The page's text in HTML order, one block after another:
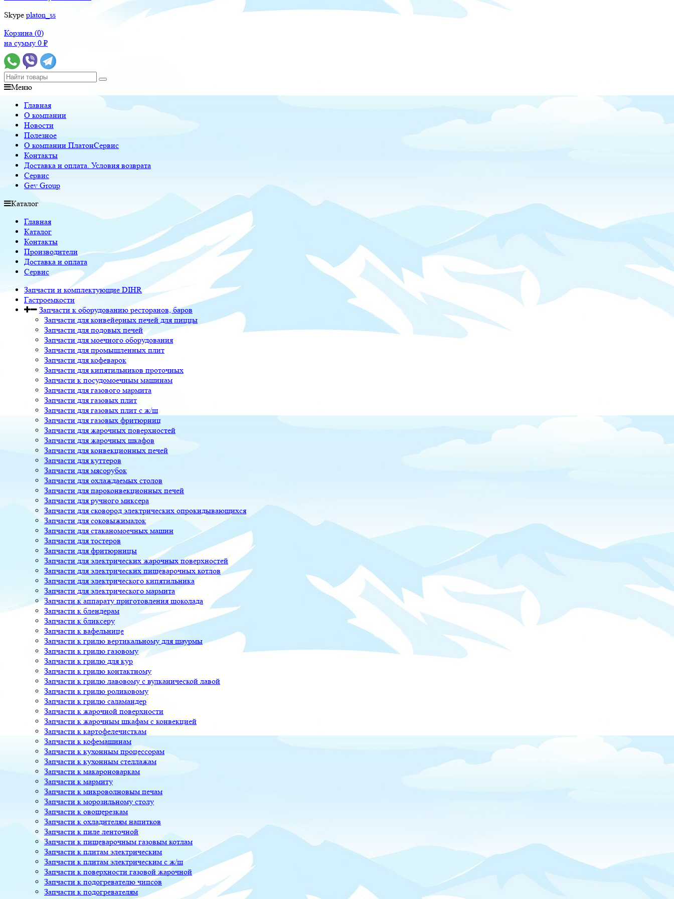
Skype platon_ss
Корзина (0)
на сумму 0 ₽
Меню
Главная
О компании
Новости
Полезное
О компании ПлатонСервис
Контакты
Доставка и оплата. Условия возврата
Сервис
Gev Group
Каталог
Главная
Каталог
Контакты
Производители
Доставка и оплата
Сервис
Запчасти и комплектующие DIHR
Гастроемкости
Запчасти к оборудованию ресторанов, баров
Запчасти для конвейерных печей для пиццы
Запчасти для подовых печей
Запчасти для моечного оборудования
Запчасти для промышленных плит
Запчасти для кофеварок
Запчасти для кипятильников проточных
Запчасти к посудомоечным машинам
Запчасти для газового мармита
Запчасти для газовых плит
Запчасти для газовых плит с ж/ш
Запчасти для газовых фритюрниц
Запчасти для жарочных поверхностей
Запчасти для жарочных шкафов
Запчасти для конвекционных печей
Запчасти для куттеров
Запчасти для мясорубок
Запчасти для охлаждаемых столов
Запчасти для пароконвекционных печей
Запчасти для ручного миксера
Запчасти для сковород электрических опрокидывающихся
Запчасти для соковыжималок
Запчасти для стаканомоечных машин
Запчасти для тостеров
Запчасти для фритюрницы
Запчасти для электрических жарочных поверхностей
Запчасти для электрических пищеварочных котлов
Запчасти для электрического кипятильника
Запчасти для электрического мармита
Запчасти к аппарату приготовления шоколада
Запчасти к блендерам
Запчасти к бликсеру
Запчасти к вафельнице
Запчасти к грилю вертикальному для шаурмы
Запчасти к грилю газовому
Запчасти к грилю для кур
Запчасти к грилю контактному
Запчасти к грилю лавовому с вулканической лавой
Запчасти к грилю роликовому
Запчасти к грилю саламандер
Запчасти к жарочной поверхности
Запчасти к жарочным шкафам с конвекцией
Запчасти к картофелечисткам
Запчасти к кофемашинам
Запчасти к кухонным процессорам
Запчасти к кухонным стеллажам
Запчасти к макароноваркам
Запчасти к мармиту
Запчасти к микроволновым печам
Запчасти к морозильному столу
Запчасти к овощерезкам
Запчасти к охладителям напитков
Запчасти к пиле ленточной
Запчасти к пищеварочным газовым котлам
Запчасти к плитам электрическим
Запчасти к плитам электрическим с ж/ш
Запчасти к поверхности газовой жарочной
Запчасти к подогревателю чипсов
Запчасти к подогревателям